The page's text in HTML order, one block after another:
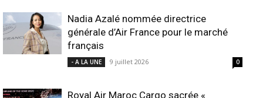
Nadia Azalé nommée directrice
générale d’Air France pour le marché
français
- A LA UNE 9 juillet 2026 0
Royal Air Maroc Cargo sacrée «